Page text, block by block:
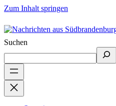
Zum Inhalt springen
Suchen